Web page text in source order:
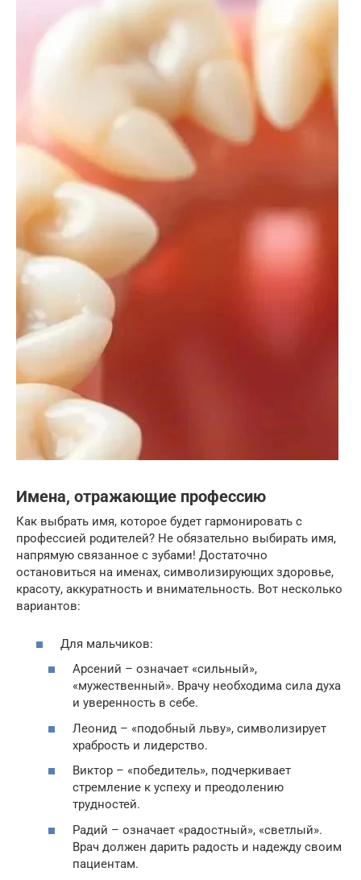
Имена, отражающие профессию
Как выбрать имя, которое будет гармонировать с
профессией родителей? Не обязательно выбирать имя,
напрямую связанное с зубами! Достаточно
остановиться на именах, символизирующих здоровье,
красоту, аккуратность и внимательность. Вот несколько
вариантов:
Для мальчиков:
Арсений – означает «сильный»,
«мужественный». Врачу необходима сила духа
и уверенность в себе.
Леонид – «подобный льву», символизирует
храбрость и лидерство.
Виктор – «победитель», подчеркивает
стремление к успеху и преодолению
трудностей.
Радий – означает «радостный», «светлый».
Врач должен дарить радость и надежду своим
пациентам.